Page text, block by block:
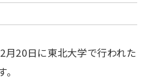
20日に東北大学で行われた